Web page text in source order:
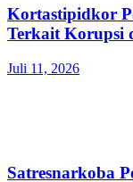
Kortastipidkor
Terkait Korupsi
Juli 11, 2026
Satresnarkoba